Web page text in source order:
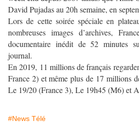
David Pujadas au 20h semaine, en
Lors de cette soirée spéciale en
nombreuses images d’archives,
documentaire inédit de 52 minutes
journal.
En 2019, 11 millions de français
France 2) et même plus de 17 millions
Le 19/20 (France 3), Le 19h45 (M6) et
#News Télé